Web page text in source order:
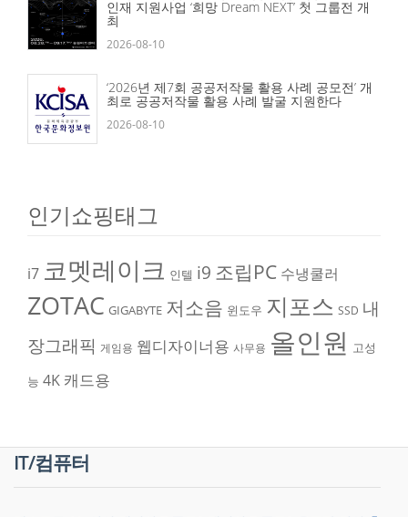
인재 지원사업 ‘희망 Dream NEXT’ 첫 그룹전 개
최
2026-08-10
‘2026년 제7회 공공저작물 활용 사례 공모전’ 개
최로 공공저작물 활용 사례 발굴 지원한다
2026-08-10
인기쇼핑태그
i7 코멧레이크 인텔 i9 조립PC 수냉쿨러
ZOTAC GIGABYTE 저소음 윈도우 지포스 SSD 내
장그래픽 게임용 웹디자이너용 사무용 올인원 고성
능 4K 캐드용
IT/컴퓨터